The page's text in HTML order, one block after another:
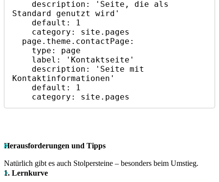
Standard genutzt wird'
Kontaktinformationen'
    category: site.pages
Herausforderungen und Tipps
Natürlich gibt es auch Stolpersteine – besonders beim Umstieg.
1. Lernkurve